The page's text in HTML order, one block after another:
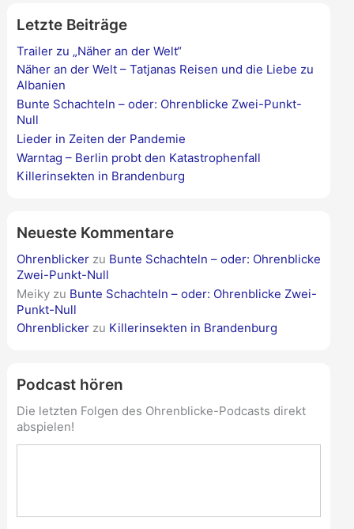
Letzte Beiträge
Trailer zu „Näher an der Welt“
Näher an der Welt – Tatjanas Reisen und die Liebe zu
Albanien
Bunte Schachteln – oder: Ohrenblicke Zwei-Punkt-
Null
Lieder in Zeiten der Pandemie
Warntag – Berlin probt den Katastrophenfall
Killerinsekten in Brandenburg
Neueste Kommentare
Ohrenblickerzu Bunte Schachteln – oder: Ohrenblicke
Zwei-Punkt-Null
Meikyzu Bunte Schachteln – oder: Ohrenblicke Zwei-
Punkt-Null
Ohrenblickerzu Killerinsekten in Brandenburg
Podcast hören
Die letzten Folgen des Ohrenblicke-Podcasts direkt
abspielen!